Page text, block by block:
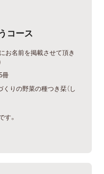
コース
お名前を掲載させて頂き
冊
りの野菜の種つき栞（し
。